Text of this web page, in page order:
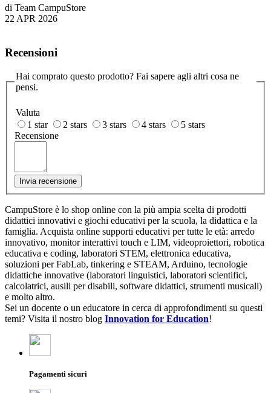
di Team CampuStore
22 APR 2026
Recensioni
Hai comprato questo prodotto? Fai sapere agli altri cosa ne
pensi.
Valuta
1 star
2 stars 3 stars 4 stars
5 stars
Recensione
Invia recensione
CampuStore è lo shop online con la più ampia scelta di prodotti
didattici innovativi e giochi educativi per la scuola, la didattica e la
famiglia. Acquista online supporti educativi per tutte le età: arredo
innovativo, monitor interattivi touch e LIM, videoproiettori, robotica
educativa e coding, laboratori STEM, elettronica educativa,
soluzioni per FabLab, tinkering e STEAM, Arduino, tecnologie
didattiche innovative (laboratori linguistici, laboratori scientifici,
calcolatrici, ausili per disabili, software didattici, strumenti musicali)
e molto altro.
Sei un docente o un educatore in cerca di approfondimenti su questi
temi? Visita il nostro blog Innovation for Education!
Pagamenti sicuri